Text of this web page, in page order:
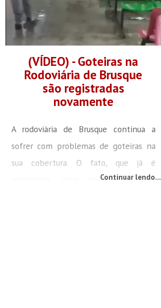
(VÍDEO) - Goteiras na
Rodoviária de Brusque
são registradas
novamente
A rodoviária de Brusque continua a
sofrer com problemas de goteiras na
sua cobertura. O fato, que já é
recorrente para os usuários do
Continuar lendo...